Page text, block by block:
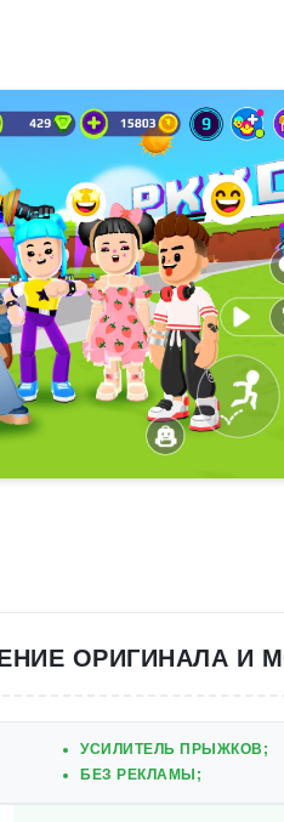
ОРИГИНАЛА И
УСИЛИТЕЛЬ ПРЫЖКОВ;
БЕЗ РЕКЛАМЫ;